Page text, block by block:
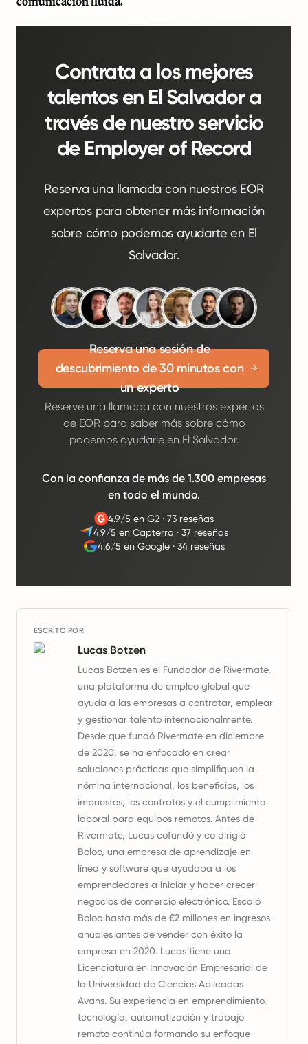
Contrata a los mejores
talentos en El Salvador a
través de nuestro servicio
de Employer of Record
Reserva una llamada con nuestros EOR
expertos para obtener más información
sobre cómo podemos ayudarte en El
Salvador.
Reserva una sesión de
descubrimiento de 30 minutos con
un experto
Reserve una llamada con nuestros expertos
de EOR para saber más sobre cómo
podemos ayudarle en El Salvador.
Con la confianza de más de 1.300 empresas
en todo el mundo.
4.9/5 en G2 ·73 reseñas
4.9/5 en Capterra ·37 reseñas
4.6/5 en Google· 34 reseñas
ESCRITO POR
Lucas Botzen
Lucas Botzen es el Fundador de Rivermate,
una plataforma de empleo global que
ayuda a las empresas a contratar, emplear
y gestionar talento internacionalmente.
Desde que fundó Rivermate en diciembre
de 2020, se ha enfocado en crear
soluciones prácticas que simplifiquen la
nómina internacional, los beneficios, los
impuestos, los contratos y el cumplimiento
laboral para equipos remotos. Antes de
Rivermate, Lucas cofundó y co dirigió
Boloo, una empresa de aprendizaje en
línea y software que ayudaba a los
emprendedores a iniciar y hacer crecer
negocios de comercio electrónico. Escaló
Boloo hasta más de €2 millones en ingresos
anuales antes de vender con éxito la
empresa en 2020. Lucas tiene una
Licenciatura en Innovación Empresarial de
la Universidad de Ciencias Aplicadas
Avans. Su experiencia en emprendimiento,
tecnología, automatización y trabajo
remoto continúa formando su enfoque